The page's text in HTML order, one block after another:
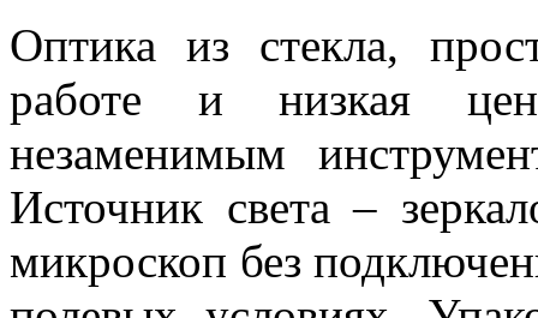
Оптика из стекла,
работе и низкая
незаменимым
Источник света –
микроскоп без